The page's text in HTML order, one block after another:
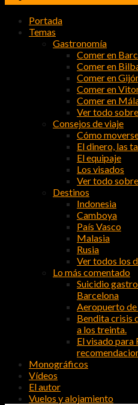
Portada
Temas
Gastronomía
Comer en
Comer en
Comer en
Comer en
Comer en
Ver todo
Consejos de viaje
Cómo
El dinero, las
El equipaje
Los visados
Ver todo
Destinos
Indonesia
Camboya
País Vasco
Malasia
Rusia
Ver todos los
Lo más comentado
Suicidio
Barcelona
Aeropuerto
Bendita crisis
a los treinta.
El visado para
Monográficos
Vídeos
El autor
Vuelos y alojamiento